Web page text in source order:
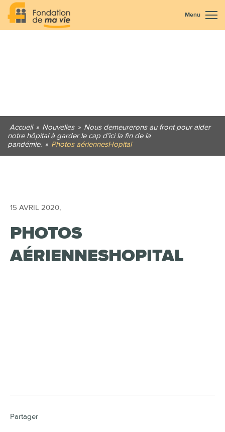
Menu
Accueil » Nouvelles » Nous demeurerons au front pour aider
notre hôpital à garder le cap d’ici la fin de la
pandémie. » Photos aériennesHopital
15 AVRIL 2020,
PHOTOS
AÉRIENNESHOPITAL
Catégories